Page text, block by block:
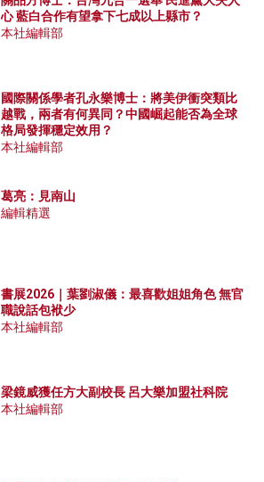
心 藍白合作有望拿下七成以上縣市？
本社編輯部
國際關係學者孔永樂博士：將美伊衝突類比
越戰，兩者有何異同？中國崛起能否為全球
格局發揮穩定效用？
本社編輯部
葛亮：見南山
編輯精選
書展2026｜葉劉淑儀：最喜歡姐姐角色 無官
職說話包袱少
本社編輯部
梁鏡威獲任方大副校長 呂大樂加盟社科院
本社編輯部